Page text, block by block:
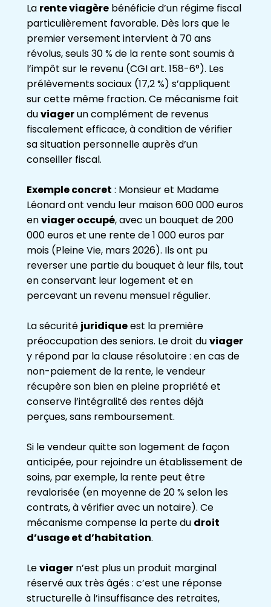
La rente viagère bénéficie d’un régime fiscal
particulièrement favorable. Dès lors que le
premier versement intervient à 70 ans
révolus, seuls 30 % de la rente sont soumis à
l’impôt sur le revenu (CGI art. 158-6°). Les
prélèvements sociaux (17,2 %) s’appliquent
sur cette même fraction. Ce mécanisme fait
duviagerun complément de revenus
fiscalement efficace, à condition de vérifier
sa situation personnelle auprès d’un
conseiller fiscal.
Exemple concret : Monsieur et Madame
Léonard ont vendu leur maison 600 000 euros
enviager occupé, avec un bouquet de 200
000 euros et une rente de 1 000 euros par
mois (Pleine Vie, mars 2026). Ils ont pu
reverser une partie du bouquet à leur fils, tout
en conservant leur logement et en
percevant un revenu mensuel régulier.
La sécurité juridiqueest la première
préoccupation des seniors. Le droit duviager
y répond par la clause résolutoire : en cas de
non-paiement de la rente, le vendeur
récupère son bien en pleine propriété et
conserve l’intégralité des rentes déjà
perçues, sans remboursement.
Si le vendeur quitte son logement de façon
anticipée, pour rejoindre un établissement de
soins, par exemple, la rente peut être
revalorisée (en moyenne de 20 % selon les
contrats, à vérifier avec un notaire). Ce
mécanisme compense la perte du droit
d’usage et d’habitation.
Leviager n’est plus un produit marginal
réservé aux très âgés : c’est une réponse
structurelle à l’insuffisance des retraites,